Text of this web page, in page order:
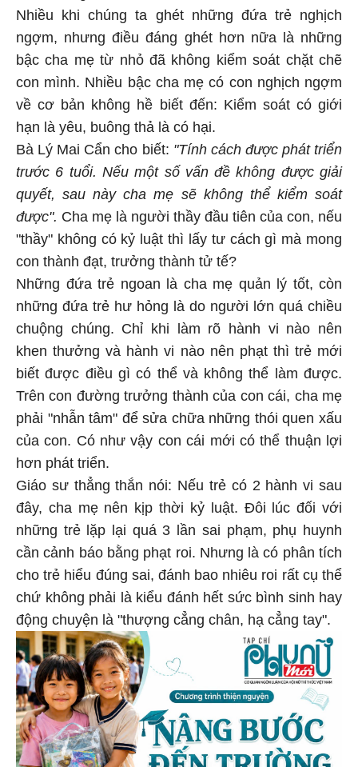
Nhiều khi chúng ta ghét những đứa trẻ nghịch
ngợm, nhưng điều đáng ghét hơn nữa là những
bậc cha mẹ từ nhỏ đã không kiểm soát chặt chẽ
con mình. Nhiều bậc cha mẹ có con nghịch ngợm
về cơ bản không hề biết đến: Kiểm soát có giới
hạn là yêu, buông thả là có hại.
Bà Lý Mai Cẩn cho biết: "Tính cách được phát triển
trước 6 tuổi. Nếu một số vấn đề không được giải
quyết, sau này cha mẹ sẽ không thể kiểm soát
được". Cha mẹ là người thầy đầu tiên của con, nếu
"thầy" không có kỷ luật thì lấy tư cách gì mà mong
con thành đạt, trưởng thành tử tế?
Những đứa trẻ ngoan là cha mẹ quản lý tốt, còn
những đứa trẻ hư hỏng là do người lớn quá chiều
chuộng chúng. Chỉ khi làm rõ hành vi nào nên
khen thưởng và hành vi nào nên phạt thì trẻ mới
biết được điều gì có thể và không thể làm được.
Trên con đường trưởng thành của con cái, cha mẹ
phải "nhẫn tâm" để sửa chữa những thói quen xấu
của con. Có như vậy con cái mới có thể thuận lợi
hơn phát triển.
Giáo sư thẳng thắn nói: Nếu trẻ có 2 hành vi sau
đây, cha mẹ nên kịp thời kỷ luật. Đôi lúc đối với
những trẻ lặp lại quá 3 lần sai phạm, phụ huynh
cần cảnh báo bằng phạt roi. Nhưng là có phân tích
cho trẻ hiểu đúng sai, đánh bao nhiêu roi rất cụ thể
chứ không phải là kiểu đánh hết sức bình sinh hay
động chuyện là "thượng cẳng chân, hạ cẳng tay".